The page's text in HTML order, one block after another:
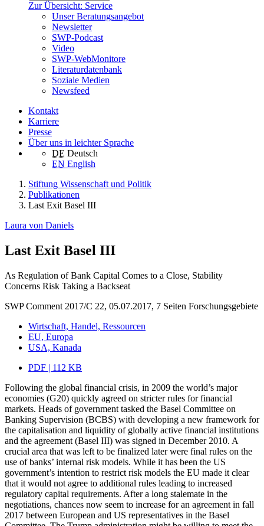
Zur Übersicht: Service
Unser Beratungsangebot
Newsletter
SWP-Podcast
Video
SWP-WebMonitore
Literaturdatenbank
Soziale Medien
Newsfeed
Kontakt
Karriere
Presse
Über uns in leichter Sprache
DE Deutsch
EN English
Stiftung Wissenschaft und Politik
Publikationen
Last Exit Basel III
Laura von Daniels
Last Exit Basel III
As Regulation of Bank Capital Comes to a Close, Stability
Concerns Risk Taking a Backseat
SWP Comment 2017/C 22, 05.07.2017, 7 Seiten Forschungsgebiete
Wirtschaft, Handel, Ressourcen
EU, Europa
USA, Kanada
PDF | 112 KB
Following the global financial crisis, in 2009 the world’s major
economies (G20) quickly agreed on stricter rules for financial
markets. Heads of government tasked the Basel Committee on
Banking Supervision (BCBS) with developing a new framework for
the capitalisation and liquidity of globally active financial institutions
and the agreement (Basel III) was signed in December 2010. A
crucial area that was left to be finalized later were final rules on the
use of banks’ internal risk models. While it has been the US
government’s intention to restrict risk models the EU made it clear
that it would not agree to additional rules leading to increased
regulatory capital requirements. After a long stalemate in the
negotiations, chances now seem to increase for an agreement in fall
2017 between European and US representatives in the Basel